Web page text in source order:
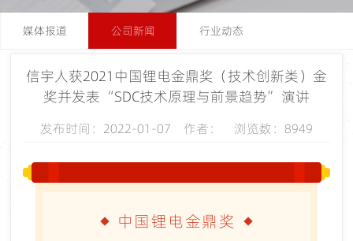
媒体报道 公司新闻 行业动态
信宇人获2021中国锂电金鼎奖（技术创新类）金
奖并发表“SDC技术原理与前景趋势”演讲
发布时间：2022-01-07 作者： 浏览数：8949
中国锂电金鼎奖